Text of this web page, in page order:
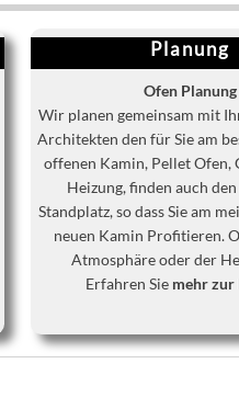
Planung
Ofen Planung
Wir planen gemeinsam mit
Architekten den für Sie am
offenen Kamin, Pellet Ofen,
Heizung, finden auch
Standplatz, so dass Sie am
neuen Kamin Profitieren.
Atmosphäre oder der
Erfahren Sie mehr zur